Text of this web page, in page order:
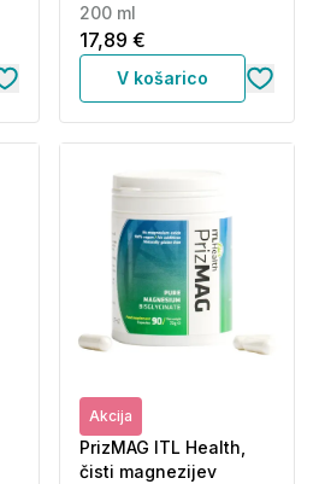
200 ml
17,89 €
V košarico
Akcija
PrizMAG ITL Health,
čisti magnezijev